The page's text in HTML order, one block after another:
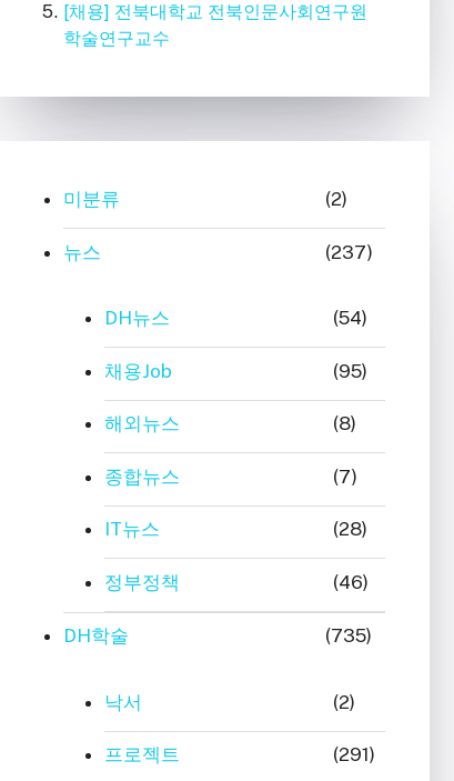
[채용] 전북대학교 전북인문사회연구원
학술연구교수
미분류 (2)
뉴스 (237)
DH뉴스 (54)
채용Job (95)
해외뉴스 (8)
종합뉴스 (7)
IT뉴스 (28)
정부정책 (46)
DH학술 (735)
낙서 (2)
프로젝트 (291)